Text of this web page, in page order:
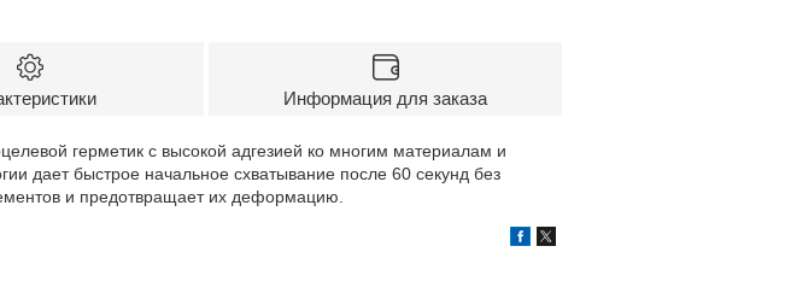
Информация для заказа
герметик с высокой адгезией ко многим материалам и
дает быстрое начальное схватывание после 60 секунд без
и предотвращает их деформацию.